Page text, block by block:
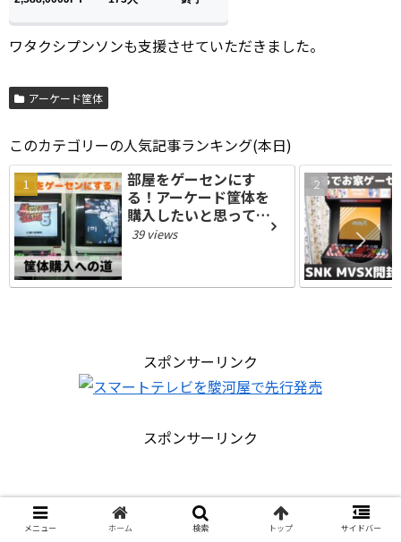
ワタクシプンソンも支援させていただきました。
アーケード筐体
このカテゴリーの人気記事ランキング(本日)
部屋をゲーセンにす
る！アーケード筐体を
購入したいと思ってる
方へ元ゲーセン店員が
39 views
スポンサーリンク
スポンサーリンク
メニュー ホーム 検索 トップ サイドバー